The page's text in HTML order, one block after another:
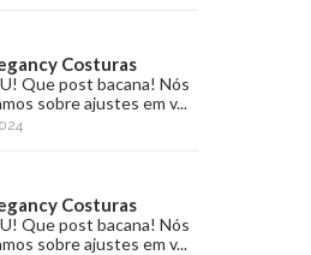
Costuras
Que post bacana! Nós
sobre ajustes em v...
Costuras
Que post bacana! Nós
sobre ajustes em v...